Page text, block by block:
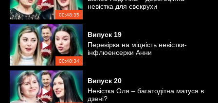
00:48:35
невістка для свекрухи
00:48:34
Випуск 19
Перевірка на міцність невістки-
інфлюенсерки Анни
Випуск 20
Невістка Оля – багатодітна матуся в
дзені?